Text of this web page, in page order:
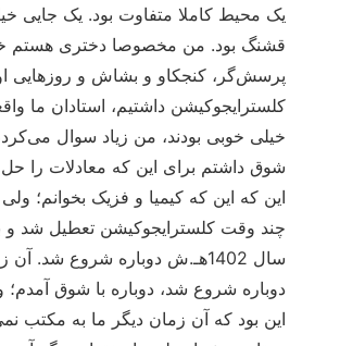
یک محیط کاملا متفاوت بود. یک جایی
قشنگ بود. من مخصوصا دختری هستم
پرسش‌گر، کنجکاو و بشاش و روزهایی
کلسترایجوکیشن داشتیم، استادان ما
خیلی خوبی بودند، من زیاد سوال
شوق داشتم برای این که معادلات را حل
این که این که کیمیا و فزیک بخوانم؛ ولی
چند وقت کلسترایجوکیشن تعطیل شد و
سال 1402هـ.ش دوباره شروع شد.
دوباره شروع شد، دوباره با شوق آمدم؛
این بود که آن زمان دیگر ما به مکتب